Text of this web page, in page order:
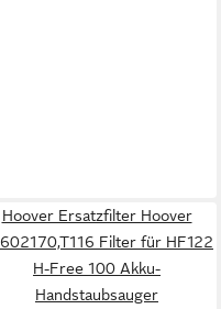
Hoover Ersatzfilter Hoover
Filter für HF122
H-Free 100 Akku-
Handstaubsauger